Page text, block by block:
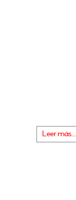
Leer más...